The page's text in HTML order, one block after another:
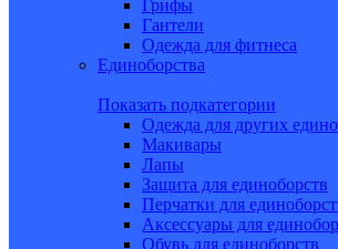
Грифы
Гантели
Одежда для фитнеса
Единоборства
Показать подкатегории
Одежда для других
Макивары
Лапы
Защита для единоборств
Перчатки для
Аксессуары для
Обувь для единоборств